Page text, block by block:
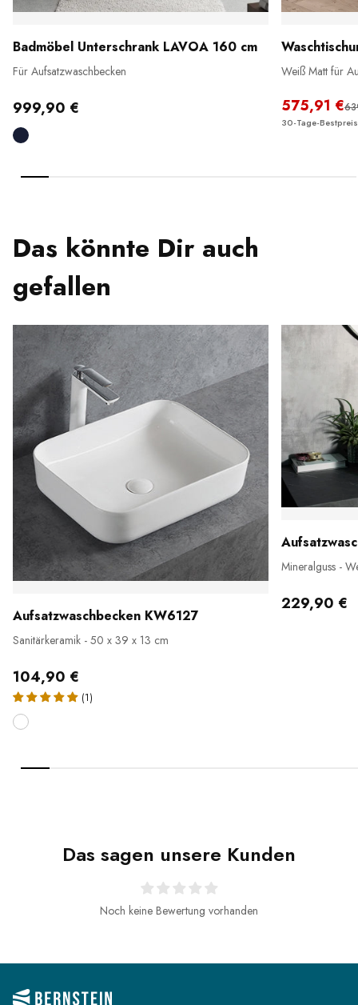
Badmöbel Unterschrank LAVOA 160 cm
Für Aufsatzwaschbecken
999,90 €
Weiß Matt für
575,91 €
30-Tage-
Das könnte Dir auch
gefallen
Aufsatzwaschbecken KW6127
Sanitärkeramik - 50 x 39 x 13 cm
104,90 €
(1)
Mineralguss -
229,90 €
Das sagen unsere Kunden
Noch keine Bewertung vorhanden